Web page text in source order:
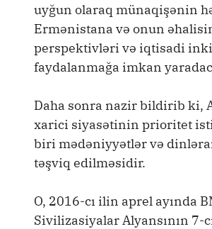
uyğun olaraq münaqişənin
Ermənistana və onun
perspektivləri və iqtisadi
faydalanmağa imkan
Daha sonra nazir bildirib ki,
xarici siyasətinin prioritet
biri mədəniyyətlər və
təşviq edilməsidir.
O, 2016-cı ilin aprel ayında
Sivilizasiyalar Alyansının 7-